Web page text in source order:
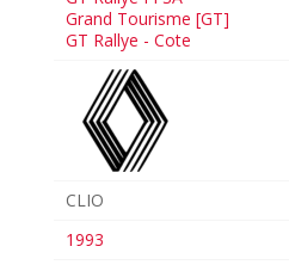
Grand Tourisme [GT]
GT Rallye - Cote
CLIO
1993